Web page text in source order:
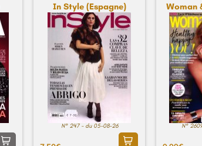
In Style (Espagne)
N° 247 - du 05-08-26
Woman
N°